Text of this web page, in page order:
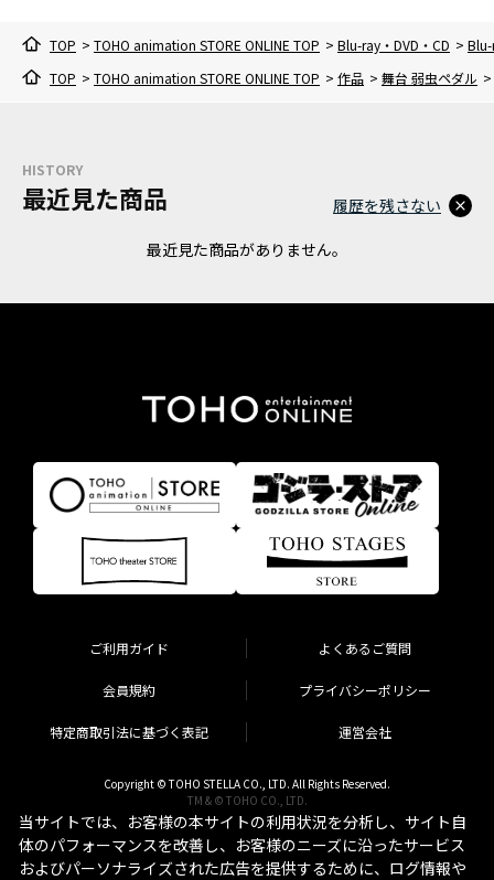
TOP > TOHO animation STORE ONLINE TOP > Blu-ray・DVD・CD >
TOP > TOHO animation STORE ONLINE TOP > 作品 > 舞台 弱虫ペダル >
HISTORY
最近見た商品
最近見た商品がありません。
履歴を残さない
ご利用ガイド よくあるご質問
会員規約 プライバシーポリシー
特定商取引法に基づく表記 運営会社
Copyright © TOHO STELLA CO., LTD. All Rights Reserved.
TM & © TOHO CO., LTD.
当サイトでは、お客様の本サイトの利用状況を分析し、サイト自
体のパフォーマンスを改善し、お客様のニーズに沿ったサービス
およびパーソナライズされた広告を提供するために、ログ情報や